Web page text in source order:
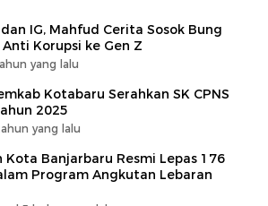
IG, Mahfud Cerita Sosok Bung
Korupsi ke Gen Z
yang lalu
Kotabaru Serahkan SK CPNS
2025
yang lalu
Kota Banjarbaru Resmi Lepas 176
Program Angkutan Lebaran